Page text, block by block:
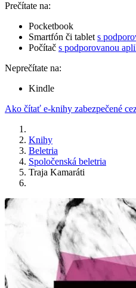
Prečítate na:
Pocketbook
Smartfón či tablet s
Počítač s podporovanou
Neprečítate na:
Kindle
Ako čítať e-knihy zabezpečené
Knihy
Beletria
Spoločenská beletria
Traja Kamaráti